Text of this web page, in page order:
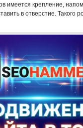
имеется крепление,
в отверстие. Такого